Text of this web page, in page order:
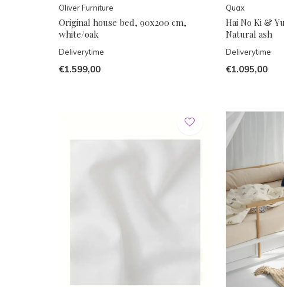
Oliver Furniture
Original house bed, 90x200 cm,
white/oak
Deliverytime
€1.599,00
Quax
Hai No Ki &
Natural ash
Deliverytime
€1.095,00